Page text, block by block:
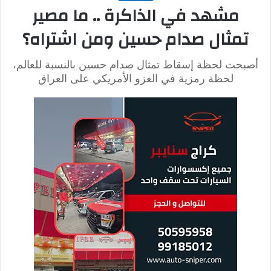
ووفقوكالة رويترز،ذكرت وسائل إعلام أمريكية سابقاً
أن وزارة العدل ووزارة الدفاع الأمريكيتين، قامتا فتح
تحقيق بسبب تسريب وثائق سرية للبنتاغون
والاستخباراتالأمريكيةتتعلق بخطط أمريكا وحلف
الناتو لتجهيز القوات الأوكرانية، من أجل شن هجوم